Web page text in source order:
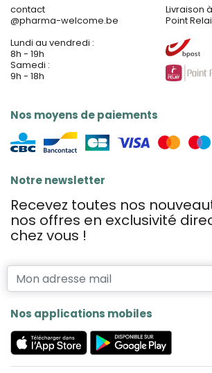
contact
@pharma-welcome.be
Lundi au vendredi :
8h - 19h
Samedi :
9h - 18h
Nos moyens de paiements
Livraison
Point
Notre newsletter
Recevez toutes nos
nos offres en exclusivité
chez vous !
Nos applications mobiles